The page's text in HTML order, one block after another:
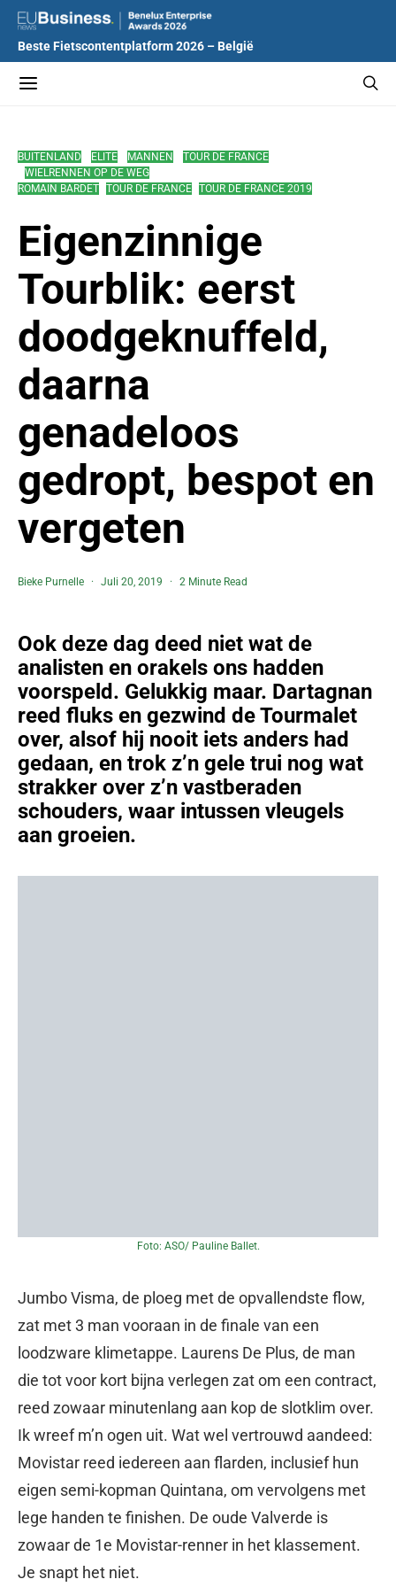
Beste Fietscontentplatform 2026 – België
BUITENLAND ELITE MANNEN
TOUR DE FRANCE
WIELRENNEN OP DE WEG
ROMAIN BARDET TOUR DE FRANCE TOUR DE FRANCE 2019
Eigenzinnige
Tourblik: eerst
doodgeknuffeld,
daarna
genadeloos
gedropt, bespot en
vergeten
Bieke Purnelle Juli 20, 2019 2 Minute Read
Ook deze dag deed niet wat de
analisten en orakels ons hadden
voorspeld. Gelukkig maar. Dartagnan
reed fluks en gezwind de Tourmalet
over, alsof hij nooit iets anders had
gedaan, en trok z’n gele trui nog wat
strakker over z’n vastberaden
schouders, waar intussen vleugels
aan groeien.
Foto: ASO/ Pauline Ballet.
Jumbo Visma, de ploeg met de opvallendste flow,
zat met 3 man vooraan in de finale van een
loodzware klimetappe. Laurens De Plus, de man
die tot voor kort bijna verlegen zat om een contract,
reed zowaar minutenlang aan kop de slotklim over.
Ik wreef m’n ogen uit. Wat wel vertrouwd aandeed:
Movistar reed iedereen aan flarden, inclusief hun
eigen semi-kopman Quintana, om vervolgens met
lege handen te finishen. De oude Valverde is
zowaar de 1e Movistar-renner in het klassement.
Je snapt het niet.